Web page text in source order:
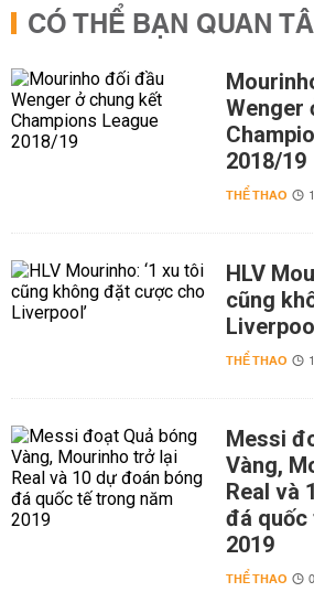
CÓ THỂ BẠN QUAN
Wenger
2018/19
THỂ THAO
HLV
cũng
THỂ THAO
Messi
Vàng,
Real và
đá quốc
2019
THỂ THAO